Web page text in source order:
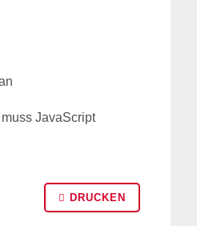
JavaScript
DRUCKEN